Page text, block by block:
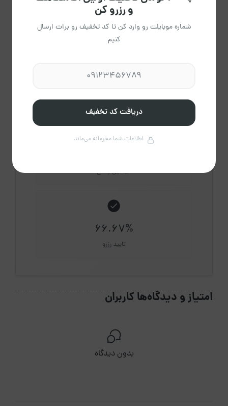
مشاهده حساب کاربری میزبان
درباره میزبان
5
اقامتگاه فعال
میانگین پاسخ
66.67%
تایید رزرو
امتیاز و دیدگاه‌ها کاربران
بدون دیدگاه
و رزرو کن
شماره موبایلت رو وارد کن تا کد تخفیف رو برات ارسال
کنیم
دریافت کد تخفیف
اطلاعات شما محرمانه می‌ماند